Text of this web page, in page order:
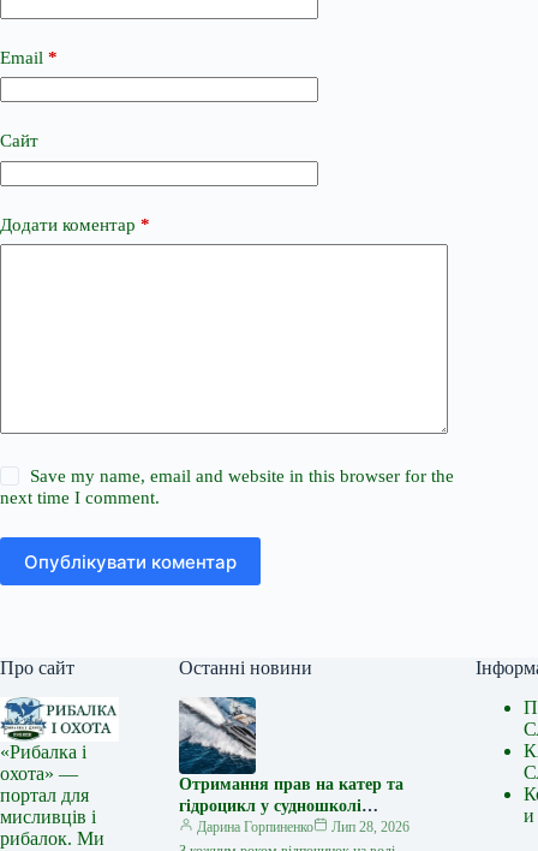
Email *
Сайт
Додати коментар *
Save my name, email and website in this browser for the
next time I comment.
Опублікувати коментар
Про сайт
«Рибалка і
охота» —
портал для
мисливців і
рибалок. Ми
Останні новини
Отримання прав на катер та
гідроцикл у судношколі
«Либідь-А»: від теорії до
Дарина Горпиненко
Лип 28, 2026
и